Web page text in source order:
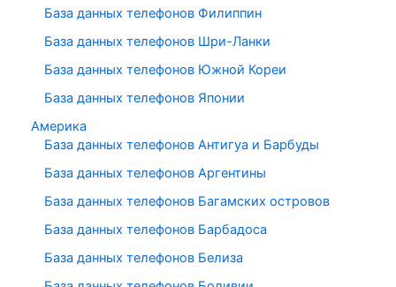
База данных телефонов Филиппин
База данных телефонов Шри-Ланки
База данных телефонов Южной Кореи
База данных телефонов Японии
Америка
База данных телефонов Антигуа и Барбуды
База данных телефонов Аргентины
База данных телефонов Багамских островов
База данных телефонов Барбадоса
База данных телефонов Белиза